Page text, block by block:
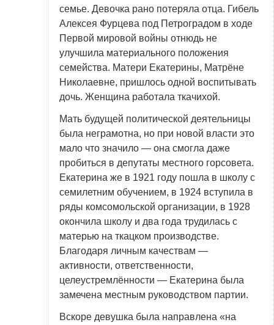
семье. Девочка рано потеряла отца. Гибель
Алексея Фурцева под Петроградом в ходе
Первой мировой войны отнюдь не
улучшила материального положения
семейства. Матери Екатерины, Матрёне
Николаевне, пришлось одной воспитывать
дочь. Женщина работала ткачихой.
Мать будущей политической деятельницы
была неграмотна, но при новой власти это
мало что значило — она смогла даже
пробиться в депутаты местного горсовета.
Екатерина же в 1921 году пошла в школу с
семилетним обучением, в 1924 вступила в
ряды комсомольской организации, в 1928
окончила школу и два года трудилась с
матерью на ткацком производстве.
Благодаря личным качествам —
активности, ответственности,
целеустремлённости — Екатерина была
замечена местным руководством партии.
Вскоре девушка была направлена «на